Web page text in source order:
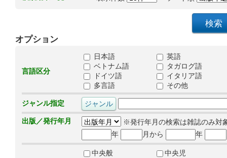
オプション
言語区分
日本語
英語
ベトナム語
タガログ語
ドイツ語
イタリア語
多言語
その他
ジャンル指定
出版／発行年月
※発行年月の検索は雑誌のみ対
年
月から 年
中央般
中央児